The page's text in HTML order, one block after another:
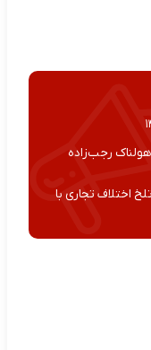
رجب‌زاده
اختلاف تجاری با